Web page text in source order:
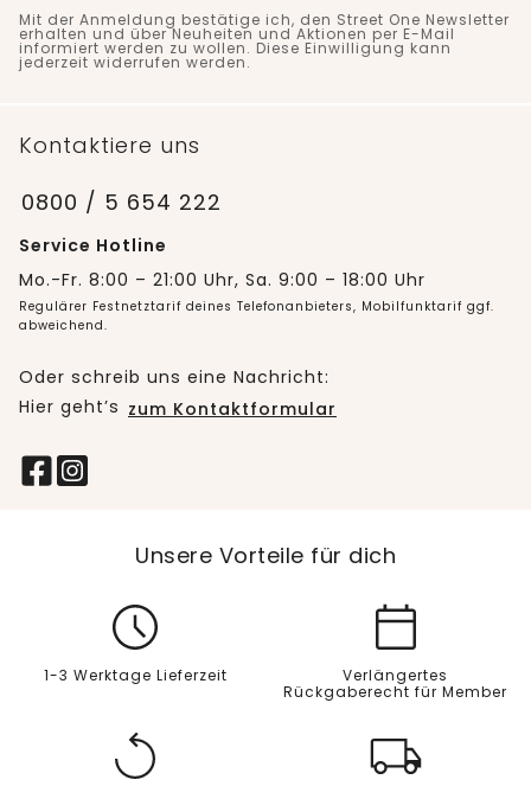
Mit der Anmeldung bestätige ich, den Street One Newsletter
erhalten und über Neuheiten und Aktionen per E-Mail
informiert werden zu wollen. Diese Einwilligung kann
jederzeit widerrufen werden.
Kontaktiere uns
0800 / 5 654 222
Service Hotline
Mo.-Fr. 8:00 – 21:00 Uhr, Sa. 9:00 – 18:00 Uhr
Regulärer Festnetztarif deines Telefonanbieters, Mobilfunktarif ggf.
abweichend.
Oder schreib uns eine Nachricht:
Hier geht’s zum Kontaktformular
Unsere Vorteile für dich
1-3 Werktage Lieferzeit
Verlängertes
Rückgaberecht für Member